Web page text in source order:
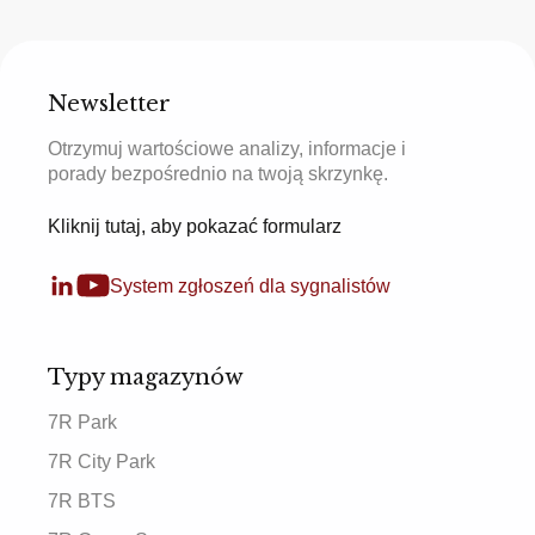
Newsletter
Otrzymuj wartościowe analizy, informacje i
porady bezpośrednio na twoją skrzynkę.
Kliknij tutaj, aby pokazać formularz
System zgłoszeń dla sygnalistów
Typy magazynów
7R Park
7R City Park
7R BTS